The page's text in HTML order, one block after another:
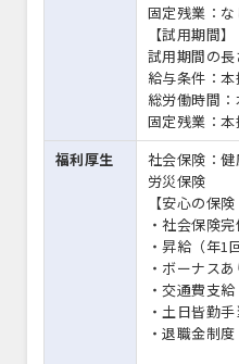
固定残業：な
【試用期間】
試用期間の長
給与条件：
総労働時間
固定残業：
福利厚生
社会保険：
労災保険
【安心の保
・社会保険
・昇給（年1回
・ボーナスあ
・交通費支給
・土日皆勤
・退職金制度